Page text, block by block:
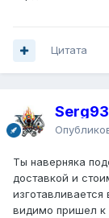
Цитата
Serg93
Ты наверняка
доставкой и
видимо пришел к